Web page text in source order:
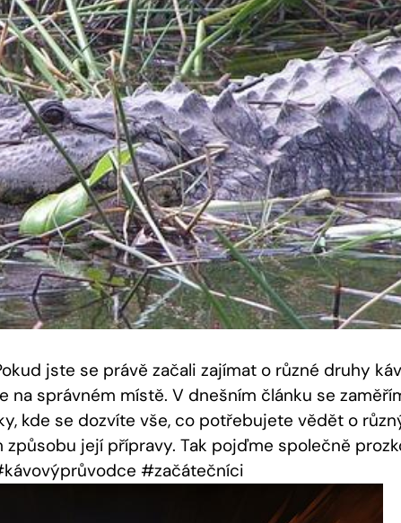
jste se právě začali zajímat o různé druhy
na správném místě. V dnešním článku se
kde se dozvíte vše, co potřebujete vědět o
její přípravy. Tak pojďme společně
#začátečníci